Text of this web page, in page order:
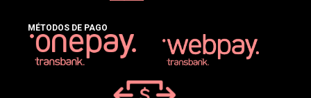
MÉTODOS DE PAGO